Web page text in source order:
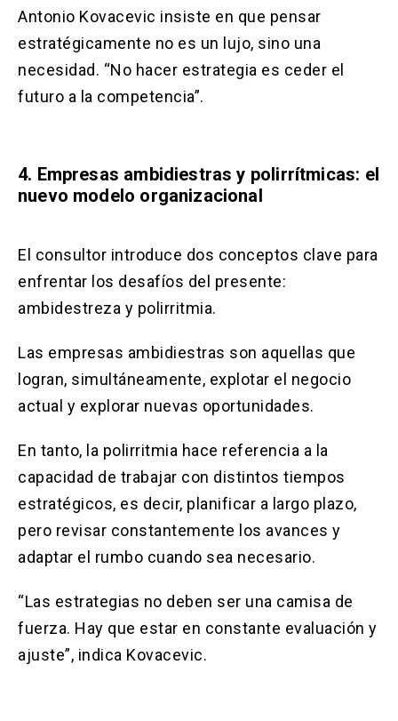
Antonio Kovacevic insiste en que pensar
estratégicamente no es un lujo, sino una
necesidad. “No hacer estrategia es ceder el
futuro a la competencia”.
4. Empresas ambidiestras y polirrítmicas: el
nuevo modelo organizacional
El consultor introduce dos conceptos clave para
enfrentar los desafíos del presente:
ambidestreza y polirritmia.
Las empresas ambidiestras son aquellas que
logran, simultáneamente, explotar el negocio
actual y explorar nuevas oportunidades.
En tanto, la polirritmia hace referencia a la
capacidad de trabajar con distintos tiempos
estratégicos, es decir, planificar a largo plazo,
pero revisar constantemente los avances y
adaptar el rumbo cuando sea necesario.
“Las estrategias no deben ser una camisa de
fuerza. Hay que estar en constante evaluación y
ajuste”, indica Kovacevic.